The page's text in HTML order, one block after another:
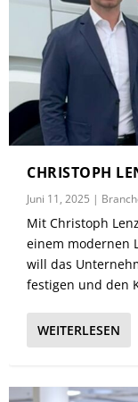
CHRISTOPH
Juni 11, 2025 |
Mit Christoph
einem modernen
will das
festigen und den
WEITERLESEN